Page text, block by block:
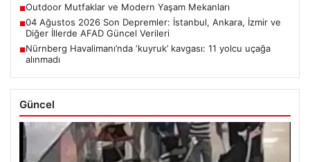
■Outdoor Mutfaklar ve Modern Yaşam Mekanları
■04 Ağustos 2026 Son Depremler: İstanbul, Ankara, İzmir ve
Diğer İllerde AFAD Güncel Verileri
■Nürnberg Havalimanı’nda ‘kuyruk’ kavgası: 11 yolcu uçağa
alınmadı
Güncel